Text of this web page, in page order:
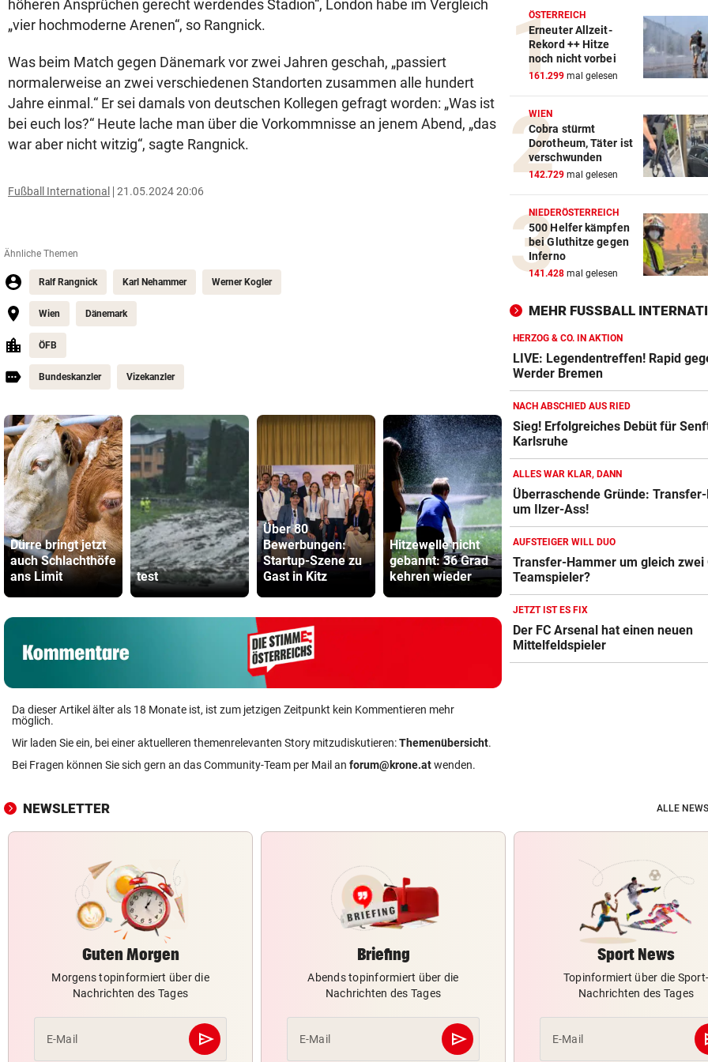
höheren Ansprüchen gerecht werdendes Stadion“, London habe im Vergleich
„vier hochmoderne Arenen“, so Rangnick.
Was beim Match gegen Dänemark vor zwei Jahren geschah, „passiert
normalerweise an zwei verschiedenen Standorten zusammen alle hundert
Jahre einmal.“ Er sei damals von deutschen Kollegen gefragt worden: „Was ist
bei euch los?“ Heute lache man über die Vorkommnisse an jenem Abend, „das
war aber nicht witzig“, sagte Rangnick.
Fußball International 21.05.2024 20:06
Ähnliche Themen
Ralf Rangnick Karl Nehammer Werner Kogler
Wien Dänemark
ÖFB
Bundeskanzler Vizekanzler
Dürre bringt jetzt
auch Schlachthöfe
ans Limit
test
Über 80
Bewerbungen:
Startup-Szene zu
Gast in Kitz
Hitzewelle nicht
gebannt: 36 Grad
kehren wieder
Feuerwerkskörper
setzte trockene
Wiese in Brand
Ruck-
war halt
Da dieser Artikel älter als 18 Monate ist, ist zum jetzigen Zeitpunkt kein Kommentieren mehr
möglich.
Wir laden Sie ein, bei einer aktuelleren themenrelevanten Story mitzudiskutieren:Themenübersicht.
Bei Fragen können Sie sich gern an das Community-Team per Mail an forum@krone.atwenden.
ÖSTERREICH
Erneuter Allzeit-
Rekord ++ Hitze
noch nicht vorbei
161.299 mal gelesen
WIEN
Cobra stürmt
Dorotheum, Täter ist
verschwunden
142.729 mal gelesen
NIEDERÖSTERREICH
500 Helfer kämpfen
bei Gluthitze gegen
Inferno
141.428 mal gelesen
MEHR FUSSBALL
HERZOG & CO. IN AKTION
LIVE: Legendentreffen! Rapid
Werder Bremen
NACH ABSCHIED AUS RIED
Sieg! Erfolgreiches Debüt für
Karlsruhe
ALLES WAR KLAR, DANN
Überraschende Gründe:
um Ilzer-Ass!
AUFSTEIGER WILL DUO
Transfer-Hammer um gleich zwei
Teamspieler?
JETZT IST ES FIX
Der FC Arsenal hat einen neuen
Mittelfeldspieler
NEWSLETTER ALLE
Guten Morgen
Morgens topinformiert über die
Nachrichten des Tages
E-Mail send
Abschicken
Briefing
Abends topinformiert über die
Nachrichten des Tages
E-Mail send
Abschicken
Sport News
Topinformiert über die
Nachrichten des Tages
E-Mail